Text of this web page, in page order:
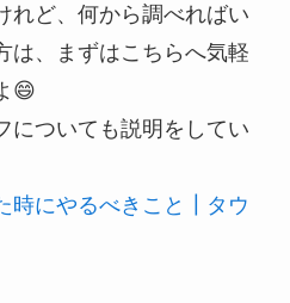
れど、何から調べればい
は、まずはこちらへ気軽
😄
についても説明をしてい
時にやるべきこと┃タウ